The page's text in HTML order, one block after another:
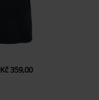
Kč 359,00